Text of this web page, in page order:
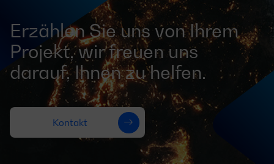
Erzählen Sie uns von Ihrem
Projekt, wir freuen uns
darauf, Ihnen zu helfen.
Kontakt